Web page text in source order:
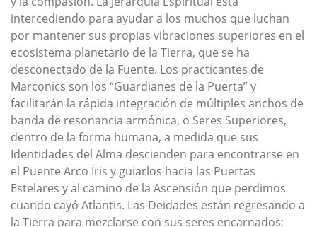
intercediendo para ayudar a los muchos que luchan
por mantener sus propias vibraciones superiores en el
ecosistema planetario de la Tierra, que se ha
desconectado de la Fuente. Los practicantes de
Marconics son los “Guardianes de la Puerta” y
facilitarán la rápida integración de múltiples anchos de
banda de resonancia armónica, o Seres Superiores,
dentro de la forma humana, a medida que sus
Identidades del Alma descienden para encontrarse en
el Puente Arco Iris y guiarlos hacia las Puertas
Estelares y al camino de la Ascensión que perdimos
cuando cayó Atlantis. Las Deidades están regresando a
la Tierra para mezclarse con sus seres encarnados;